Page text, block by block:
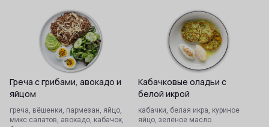
Греча с грибами, авокадо и
яйцом
греча, вёшенки, пармезан, яйцо,
микс салатов, авокадо, кабачок,
Кабачковые оладьи с
белой икрой
кабачки, белая икра, куриное
яйцо, зелёное масло